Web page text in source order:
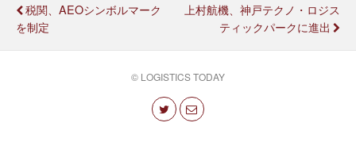
税関、AEOシンボルマーク
を制定
上村航機、神戸テクノ・ロジス
ティックパークに進出
© LOGISTICS TODAY